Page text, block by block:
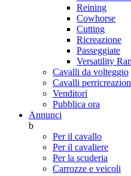
Reining
Cowhorse
Cutting
Ricreazione
Passeggiate
Versatility
Cavalli da volteggio
Cavalli
Venditori
Pubblica ora
Annunci
b
Per il cavallo
Per il cavaliere
Per la scuderia
Carrozze e veicoli